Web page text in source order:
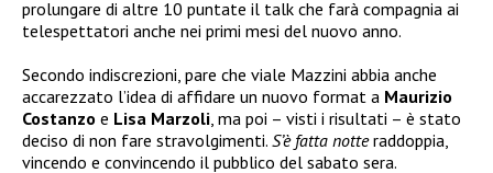
prolungare di altre 10 puntate il talk che farà compagnia ai
telespettatori anche nei primi mesi del nuovo anno.
Secondo indiscrezioni, pare che viale Mazzini abbia anche
accarezzato l’idea di affidare un nuovo format a Maurizio
Costanzo e Lisa Marzoli , ma poi – visti i risultati – è stato
deciso di non fare stravolgimenti. S’è fatta notteraddoppia,
vincendo e convincendo il pubblico del sabato sera.